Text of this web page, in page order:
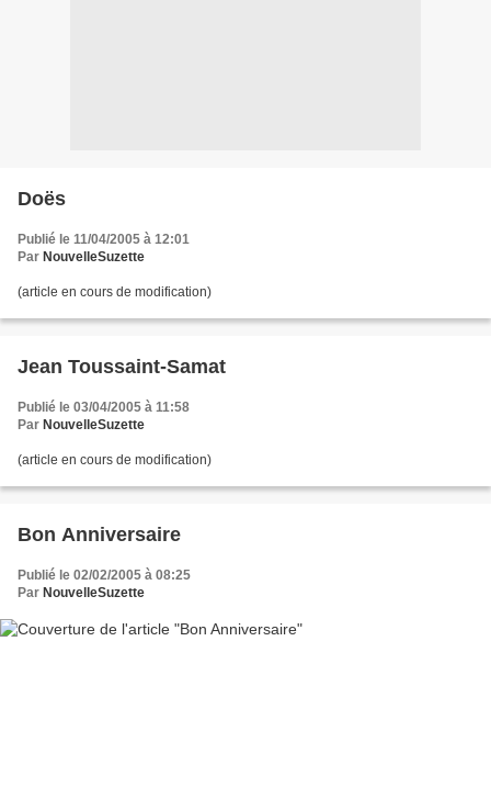
Doës
Publié le 11/04/2005 à 12:01
Par NouvelleSuzette
(article en cours de modification)
Jean Toussaint-Samat
Publié le 03/04/2005 à 11:58
Par NouvelleSuzette
(article en cours de modification)
Bon Anniversaire
Publié le 02/02/2005 à 08:25
Par NouvelleSuzette